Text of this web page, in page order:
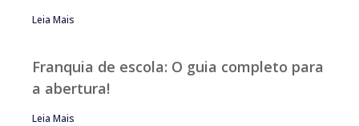
Leia Mais
Franquia de escola: O guia completo para
a abertura!
Leia Mais